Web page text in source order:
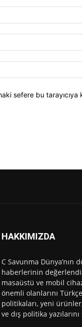
sefere bu tarayıcıya
HAKKIMIZDA
C Savunma Dünya’nın
haberlerinin
masaüstü ve mobil
önemli olanlarını
politikaları, yeni
ve dış politika